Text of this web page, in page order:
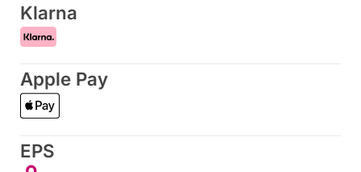
Klarna
Apple Pay
EPS